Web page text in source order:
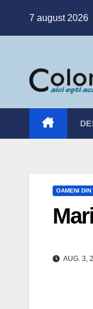
7 august 2026
OAMENI DIN
AUG. 3,